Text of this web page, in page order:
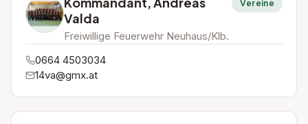
Valda
Freiwillige Feuerwehr Neuhaus/Klb.
Vereine
0664 4503034
14va@gmx.at